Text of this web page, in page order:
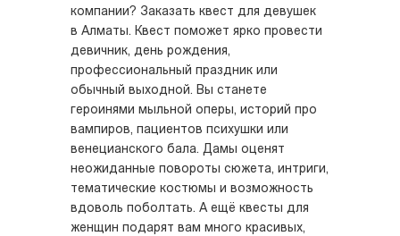
компании? Заказать квест для девушек
в Алматы. Квест поможет ярко провести
девичник, день рождения,
профессиональный праздник или
обычный выходной. Вы станете
героинями мыльной оперы, историй про
вампиров, пациентов психушки или
венецианского бала. Дамы оценят
неожиданные повороты сюжета, интриги,
тематические костюмы и возможность
вдоволь поболтать. А ещё квесты для
женщин подарят вам много красивых,